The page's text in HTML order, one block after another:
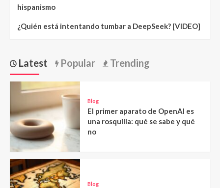
hispanismo
¿Quién está intentando tumbar a DeepSeek? [VIDEO]
Latest Popular Trending
Blog
El primer aparato de OpenAI es
una rosquilla: qué se sabe y qué
no
Blog